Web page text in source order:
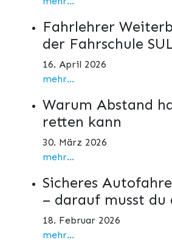
Fahrlehrer
der Fahrschule
16. April 2026
mehr...
Warum Abstand
retten kann
30. März 2026
mehr...
Sicheres
– darauf musst du
18. Februar 2026
mehr...